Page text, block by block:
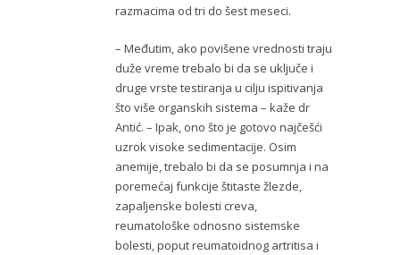
razmacima od tri do šest meseci.
– Međutim, ako povišene vrednosti traju
duže vreme trebalo bi da se uključe i
druge vrste testiranja u cilju ispitivanja
što više organskih sistema – kaže dr
Antić. – Ipak, ono što je gotovo najčešći
uzrok visoke sedimentacije. Osim
anemije, trebalo bi da se posumnja i na
poremećaj funkcije štitaste žlezde,
zapaljenske bolesti creva,
reumatološke odnosno sistemske
bolesti, poput reumatoidnog artritisa i